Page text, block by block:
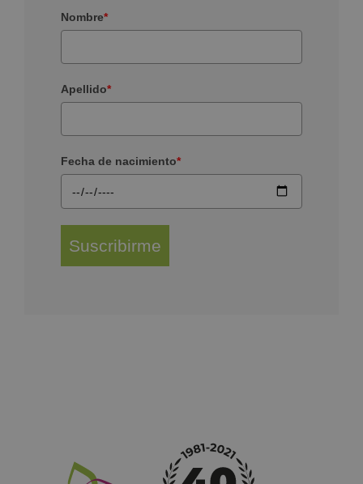
Nombre*
Apellido*
Fecha de nacimiento*
Suscribirme